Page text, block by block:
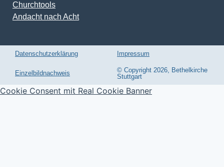
Churchtools
Andacht nach Acht
Datenschutzerklärung Impressum
Einzelbildnachweis
© Copyright 2026, Bethelkirche
Stuttgart
Cookie Consent mit Real Cookie Banner